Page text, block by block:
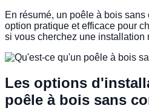
En résumé, un poêle à bois
option pratique et efficace pour
si vous cherchez une installation
Les options
poêle à bois sans